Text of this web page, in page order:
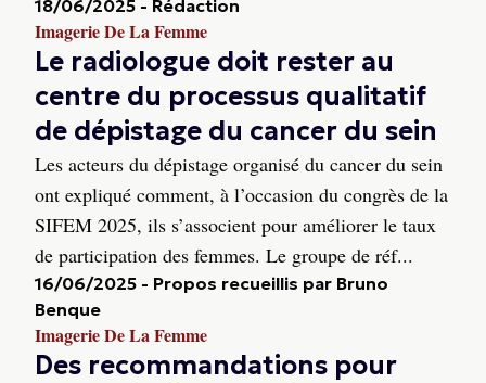
18/06/2025 - Rédaction
Imagerie De La Femme
Le radiologue doit rester au
centre du processus qualitatif
de dépistage du cancer du sein
Les acteurs du dépistage organisé du cancer du sein
ont expliqué comment, à l’occasion du congrès de la
SIFEM 2025, ils s’associent pour améliorer le taux
de participation des femmes. Le groupe de réf...
16/06/2025 - Propos recueillis par Bruno
Benque
Imagerie De La Femme
Des recommandations pour